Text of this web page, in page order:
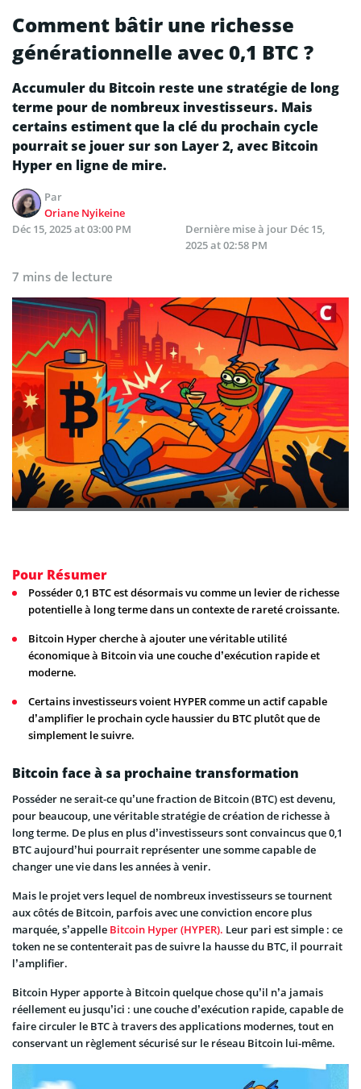
Comment bâtir une richesse
générationnelle avec 0,1 BTC ?
Accumuler du Bitcoin reste une stratégie de long
terme pour de nombreux investisseurs. Mais
certains estiment que la clé du prochain cycle
pourrait se jouer sur son Layer 2, avec Bitcoin
Hyper en ligne de mire.
Par
Oriane Nyikeine
Déc 15, 2025 at 03:00 PM
Dernière mise à jour Déc 15,
2025 at 02:58 PM
7 mins de lecture
Pour Résumer
Posséder 0,1 BTC est désormais vu comme un levier de richesse
potentielle à long terme dans un contexte de rareté croissante.
Bitcoin Hyper cherche à ajouter une véritable utilité
économique à Bitcoin via une couche d’exécution rapide et
moderne.
Certains investisseurs voient HYPER comme un actif capable
d’amplifier le prochain cycle haussier du BTC plutôt que de
simplement le suivre.
Bitcoin face à sa prochaine transformation
Posséder ne serait-ce qu’une fraction de Bitcoin (BTC) est devenu,
pour beaucoup, une véritable stratégie de création de richesse à
long terme. De plus en plus d’investisseurs sont convaincus que 0,1
BTC aujourd’hui pourrait représenter une somme capable de
changer une vie dans les années à venir.
Mais le projet vers lequel de nombreux investisseurs se tournent
aux côtés de Bitcoin, parfois avec une conviction encore plus
marquée, s’appelle Bitcoin Hyper (HYPER). Leur pari est simple : ce
token ne se contenterait pas de suivre la hausse du BTC, il pourrait
l’amplifier.
Bitcoin Hyper apporte à Bitcoin quelque chose qu’il n’a jamais
réellement eu jusqu’ici : une couche d’exécution rapide, capable de
faire circuler le BTC à travers des applications modernes, tout en
conservant un règlement sécurisé sur le réseau Bitcoin lui-même.